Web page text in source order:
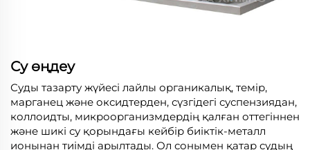
Су өңдеу
Суды тазарту жүйесі лайлы органикалық, темір,
марганец және оксидтерден, сүзгідегі суспензиядан,
коллоидты, микроорганизмдердің қалған оттегіннен
және шикі су қорындағы кейбір биіктік-металл
ионынан тиімді арылтады. Ол сонымен қатар судың